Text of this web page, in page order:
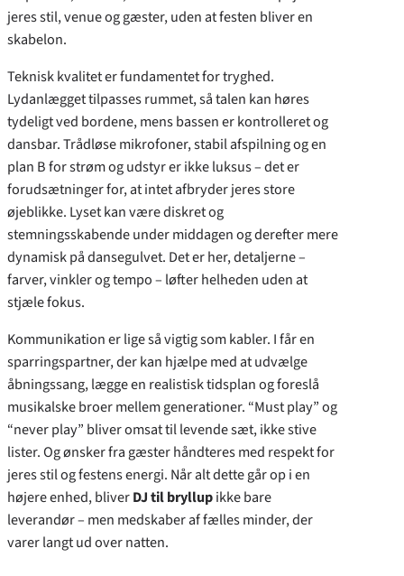
jeres stil, venue og gæster, uden at festen bliver en
skabelon.
Teknisk kvalitet er fundamentet for tryghed.
Lydanlægget tilpasses rummet, så talen kan høres
tydeligt ved bordene, mens bassen er kontrolleret og
dansbar. Trådløse mikrofoner, stabil afspilning og en
plan B for strøm og udstyr er ikke luksus – det er
forudsætninger for, at intet afbryder jeres store
øjeblikke. Lyset kan være diskret og
stemningsskabende under middagen og derefter mere
dynamisk på dansegulvet. Det er her, detaljerne –
farver, vinkler og tempo – løfter helheden uden at
stjæle fokus.
Kommunikation er lige så vigtig som kabler. I får en
sparringspartner, der kan hjælpe med at udvælge
åbningssang, lægge en realistisk tidsplan og foreslå
musikalske broer mellem generationer. “Must play” og
“never play” bliver omsat til levende sæt, ikke stive
lister. Og ønsker fra gæster håndteres med respekt for
jeres stil og festens energi. Når alt dette går op i en
højere enhed, bliverDJ til bryllupikke bare
leverandør – men medskaber af fælles minder, der
varer langt ud over natten.